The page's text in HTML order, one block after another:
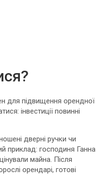
для підвищення орендної
інвестиції повинні
дверні ручки чи
приклад: господиня Ганна
майна. Після
орендарі, готові